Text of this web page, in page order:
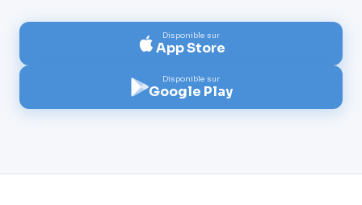
Disponible sur
App Store
Disponible sur
Google Play